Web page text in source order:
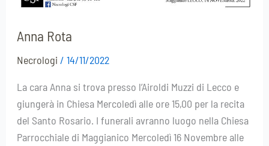
Anna Rota
Necrologi / 14/11/2022
La cara Anna si trova presso l’Airoldi Muzzi di Lecco e
giungerà in Chiesa Mercoledì alle ore 15,00 per la recita
del Santo Rosario. I funerali avranno luogo nella Chiesa
Parrocchiale di Maggianico Mercoledì 16 Novembre alle